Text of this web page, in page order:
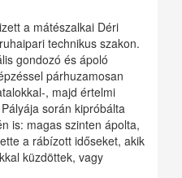
a mátészalkai Déri
technikus szakon.
gondozó és ápoló
párhuzamosan
, majd értelmi
során kipróbálta
is: magas szinten ápolta,
a rábízott időseket, akik
küzdöttek, vagy